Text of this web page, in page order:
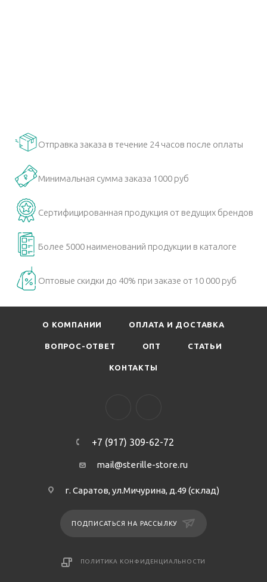
Отправка заказа в течение 24 часов после оплаты
Минимальная сумма заказа 1000 руб
Сертифицированная продукция от ведущих брендов
Более 5000 наименований продукции в каталоге
Оптовые скидки до 40% при заказе от 10 000 руб
О КОМПАНИИ ОПЛАТА И ДОСТАВКА
ВОПРОС-ОТВЕТ ОПТ СТАТЬИ
КОНТАКТЫ
+7 (917) 309-62-72
mail@sterille-store.ru
г. Саратов, ул.Мичурина, д.49 (склад)
ПОДПИСАТЬСЯ НА РАССЫЛКУ
ПОЛИТИКА КОНФИДЕНЦИАЛЬНОСТИ